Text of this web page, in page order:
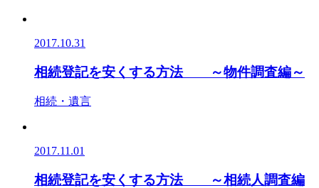
2017.10.31
相続登記を安くする方法 ～物件調査編～
相続・遺言
2017.11.01
相続登記を安くする方法 ～相続人調査編